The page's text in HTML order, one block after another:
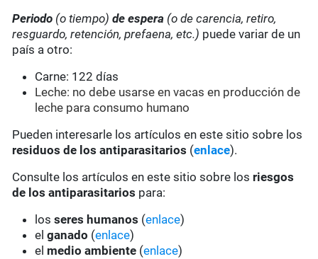
Periodo (o tiempo) de espera (o de carencia, retiro,
resguardo, retención, prefaena, etc.) puede variar de un
país a otro:
Carne: 122 días
Leche: no debe usarse en vacas en producción de
leche para consumo humano
Pueden interesarle los artículos en este sitio sobre los
residuos de los antiparasitarios (enlace).
Consulte los artículos en este sitio sobre los riesgos
de los antiparasitarios para:
losseres humanos (enlace)
elganado (enlace)
el medio ambiente (enlace)